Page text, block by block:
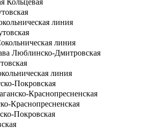
Кольцевая
линия
линия
Люблинско-Дмитровская
линия
Покровская
Краснопресненская
Краснопресненская
Покровская